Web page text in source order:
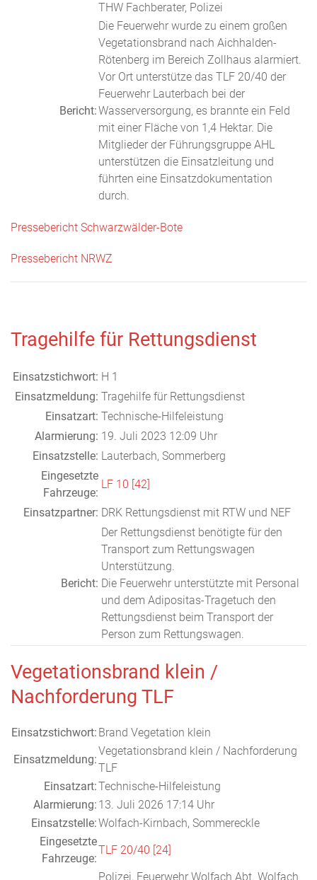
THW Fachberater, Polizei
Bericht:
Die Feuerwehr wurde zu einem großen
Vegetationsbrand nach Aichhalden-
Rötenberg im Bereich Zollhaus alarmiert.
Vor Ort unterstütze das TLF 20/40 der
Feuerwehr Lauterbach bei der
Wasserversorgung, es brannte ein Feld
mit einer Fläche von 1,4 Hektar. Die
Mitglieder der Führungsgruppe AHL
unterstützen die Einsatzleitung und
führten eine Einsatzdokumentation
durch.
Pressebericht Schwarzwälder-Bote
Pressebericht NRWZ
Tragehilfe für Rettungsdienst
Einsatzstichwort: H 1
Einsatzmeldung: Tragehilfe für Rettungsdienst
Einsatzart: Technische-Hilfeleistung
Alarmierung: 19. Juli 2023 12:09 Uhr
Einsatzstelle: Lauterbach, Sommerberg
Eingesetzte
Fahrzeuge:
LF 10 [42]
Einsatzpartner: DRK Rettungsdienst mit RTW und NEF
Bericht:
Der Rettungsdienst benötigte für den
Transport zum Rettungswagen
Unterstützung.
Die Feuerwehr unterstützte mit Personal
und dem Adipositas-Tragetuch den
Rettungsdienst beim Transport der
Person zum Rettungswagen.
Vegetationsbrand klein /
Nachforderung TLF
Einsatzstichwort: Brand Vegetation klein
Einsatzmeldung:
Vegetationsbrand klein / Nachforderung
TLF
Einsatzart:Technische-Hilfeleistung
Alarmierung: 13. Juli 2026 17:14 Uhr
Einsatzstelle:Wolfach-Kirnbach, Sommereckle
Eingesetzte
Fahrzeuge:
TLF 20/40 [24]
Polizei, Feuerwehr Wolfach Abt. Wolfach